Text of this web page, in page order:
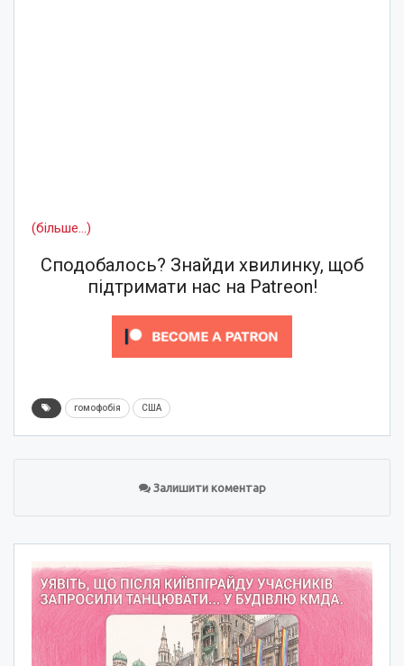
(більше…)
Сподобалось? Знайди хвилинку, щоб
підтримати нас на Patreon!
гомофобія США
Залишити коментар